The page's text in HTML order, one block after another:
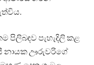
පිලිබඳව පැහැදිලි කළ
නායක ඌරුවරිගේ